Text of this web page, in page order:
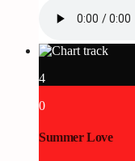
4
0
Summer Love